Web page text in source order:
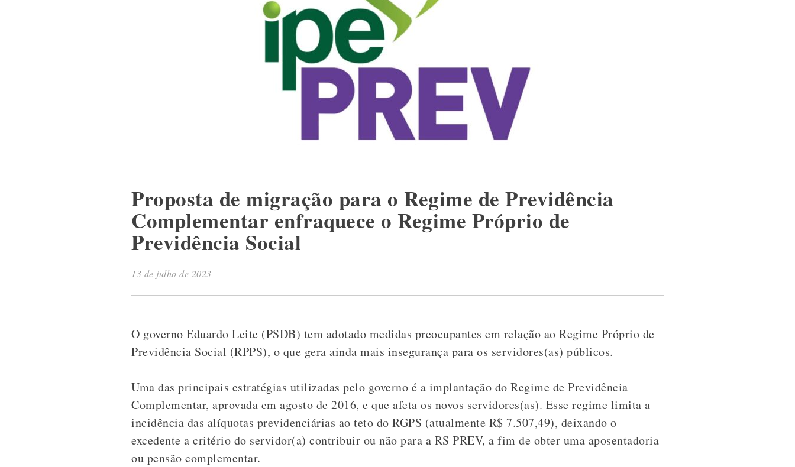
Proposta de migração para o Regime de Previdência
Complementar enfraquece o Regime Próprio de
Previdência Social
13 de julho de 2023
O governo Eduardo Leite (PSDB) tem adotado medidas preocupantes em relação ao Regime Próprio de
Previdência Social (RPPS), o que gera ainda mais insegurança para os servidores(as) públicos.
Uma das principais estratégias utilizadas pelo governo é a implantação do Regime de Previdência
Complementar, aprovada em agosto de 2016, e que afeta os novos servidores(as). Esse regime limita a
incidência das alíquotas previdenciárias ao teto do RGPS (atualmente R$ 7.507,49), deixando o
excedente a critério do servidor(a) contribuir ou não para a RS PREV, a fim de obter uma aposentadoria
ou pensão complementar.